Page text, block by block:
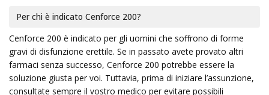
Per chi è indicato Cenforce 200?
Cenforce 200 è indicato per gli uomini che soffrono di forme
gravi di disfunzione erettile. Se in passato avete provato altri
farmaci senza successo, Cenforce 200 potrebbe essere la
soluzione giusta per voi. Tuttavia, prima di iniziare l’assunzione,
consultate sempre il vostro medico per evitare possibili